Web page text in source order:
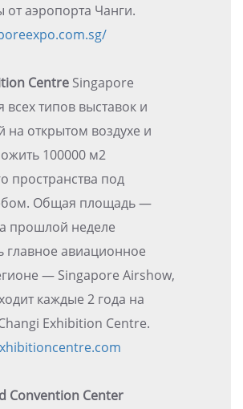
от аэропорта Чанги.
Centre Singapore
всех типов выставок и
на открытом воздухе и
100000 м2
пространства под
Общая площадь —
прошлой неделе
главное авиационное
— Singapore Airshow,
каждые 2 года на
Exhibition Centre.
Convention Center